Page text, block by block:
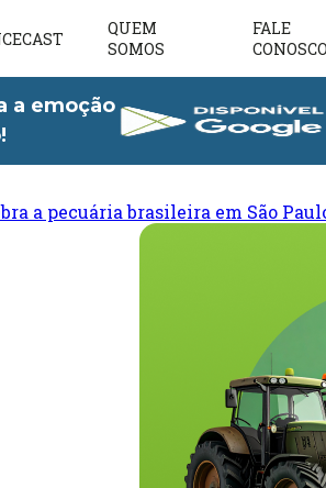
QUEM
SOMOS
FALE
CONOSCO
a emoção
a pecuária brasileira em São